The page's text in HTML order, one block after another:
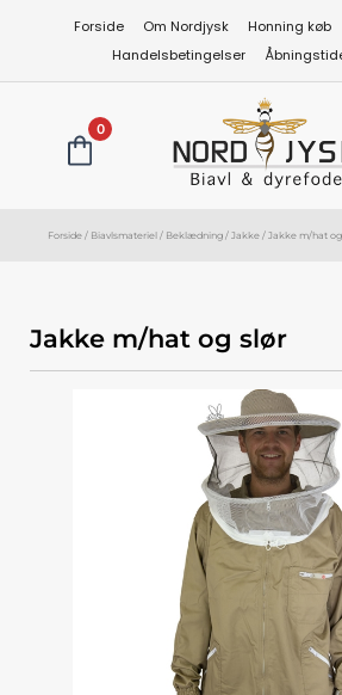
Forside Om Nordjysk Honning køb
Handelsbetingelser
0
Forside / Biavlsmateriel / Beklædning / Jakke / Jakke m/hat
Jakke m/hat og slør